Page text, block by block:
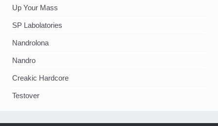
Up Your Mass
SP Labolatories
Nandrolona
Nandro
Creakic Hardcore
Testover